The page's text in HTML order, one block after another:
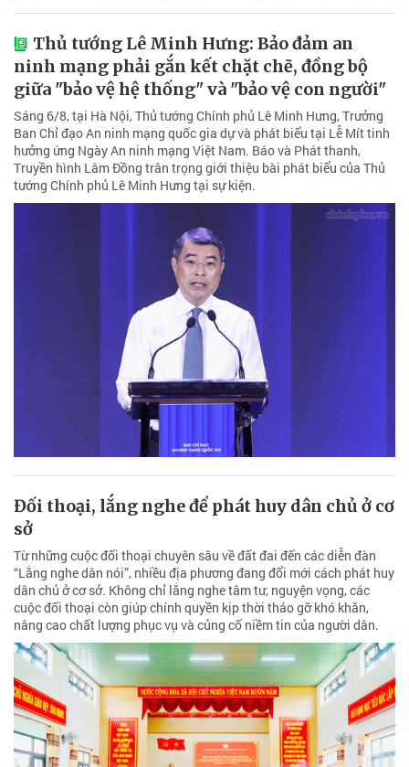
Thủ tướng Lê Minh Hưng: Bảo đảm an
ninh mạng phải gắn kết chặt chẽ, đồng bộ
giữa "bảo vệ hệ thống" và "bảo vệ con người"
Sáng 6/8, tại Hà Nội, Thủ tướng Chính phủ Lê Minh Hưng, Trưởng
Ban Chỉ đạo An ninh mạng quốc gia dự và phát biểu tại Lễ Mít tinh
hưởng ứng Ngày An ninh mạng Việt Nam. Báo và Phát thanh,
Truyền hình Lâm Đồng trân trọng giới thiệu bài phát biểu của Thủ
tướng Chính phủ Lê Minh Hưng tại sự kiện.
Đối thoại, lắng nghe để phát huy dân chủ ở cơ
sở
Từ những cuộc đối thoại chuyên sâu về đất đai đến các diễn đàn
“Lắng nghe dân nói”, nhiều địa phương đang đổi mới cách phát huy
dân chủ ở cơ sở. Không chỉ lắng nghe tâm tư, nguyện vọng, các
cuộc đối thoại còn giúp chính quyền kịp thời tháo gỡ khó khăn,
nâng cao chất lượng phục vụ và củng cố niềm tin của người dân.